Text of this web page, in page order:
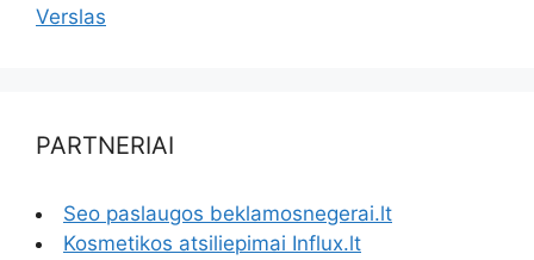
Verslas
PARTNERIAI
Seo paslaugos beklamosnegerai.lt
Kosmetikos atsiliepimai Influx.lt